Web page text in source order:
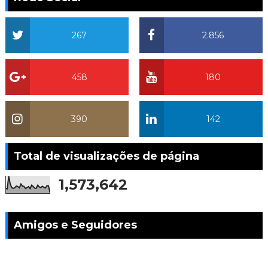
2.856
267
180
458
142
390
Total de visualizações de página
1,573,642
Amigos e Seguidores